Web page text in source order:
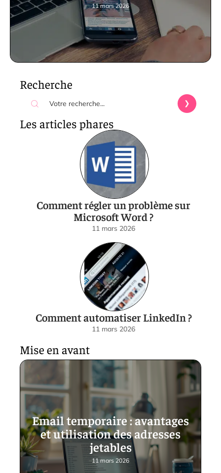
11 mars 2026
Recherche
Les articles phares
Comment régler un problème sur
Microsoft Word ?
11 mars 2026
Comment automatiser LinkedIn ?
11 mars 2026
Mise en avant
Email temporaire : avantages
et utilisation des adresses
jetables
11 mars 2026